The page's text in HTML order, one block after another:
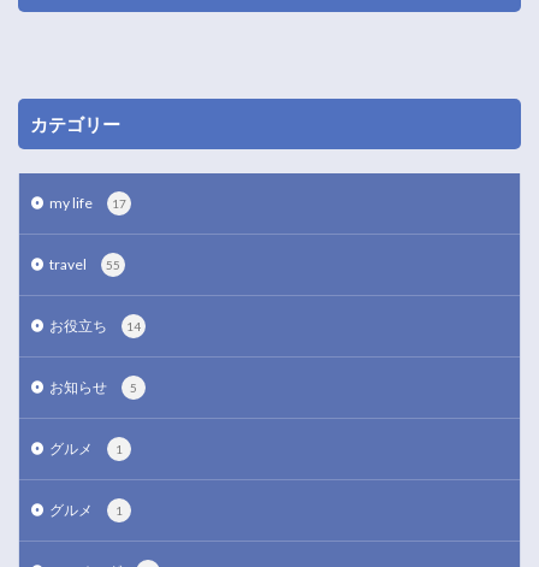
カテゴリー
my life 17
travel 55
お役立ち 14
お知らせ 5
グルメ 1
グルメ 1